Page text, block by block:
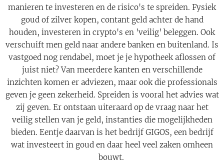
manieren te investeren en de risico's te spreiden. Fysiek
goud of zilver kopen, contant geld achter de hand
houden, investeren in crypto's en 'veilig' beleggen. Ook
verschuift men geld naar andere banken en buitenland. Is
vastgoed nog rendabel, moet je je hypotheek aflossen of
juist niet? Van meerdere kanten en verschillende
inzichten komen er adviezen, maar ook die professionals
geven je geen zekerheid. Spreiden is vooral het advies wat
zij geven. Er ontstaan uiteraard op de vraag naar het
veilig stellen van je geld, instanties die mogelijkheden
bieden. Eentje daarvan is het bedrijf GIGOS, een bedrijf
wat investeert in goud en daar heel veel zaken omheen
bouwt.